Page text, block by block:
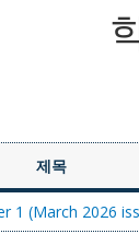
제목
1 (March 2026